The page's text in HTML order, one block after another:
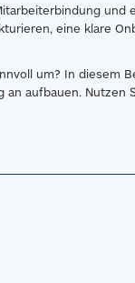
und
eine klare
um? In diesem
aufbauen. Nutzen